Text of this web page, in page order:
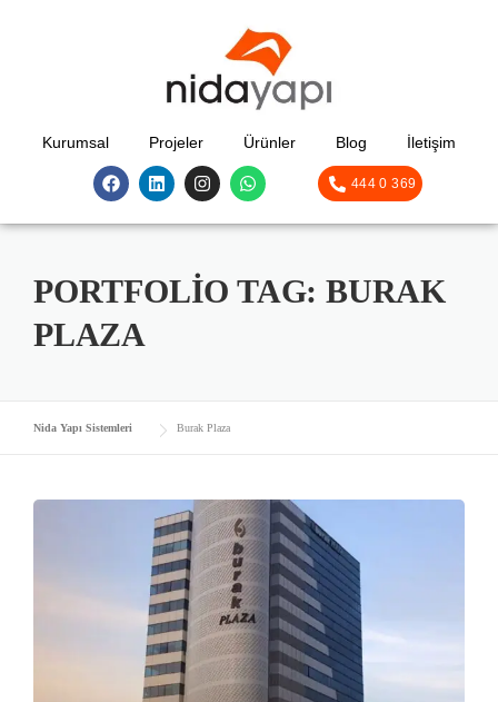
Kurumsal Projeler Ürünler Blog İletişim
444 0 369
PORTFOLIO TAG:BURAK
PLAZA
Nida Yapı Sistemleri Burak Plaza